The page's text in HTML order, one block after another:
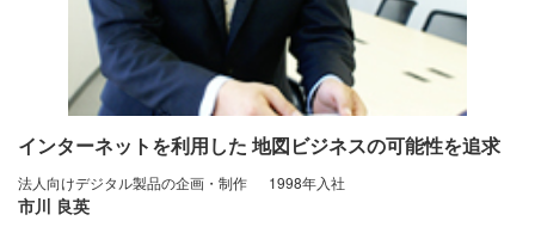
インターネットを利用した 地図ビジネスの可能性を追求
法人向けデジタル製品の企画・制作 1998年入社
市川 良英